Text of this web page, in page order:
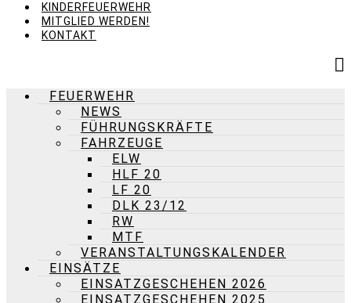
KINDERFEUERWEHR
MITGLIED WERDEN!
KONTAKT
FEUERWEHR
NEWS
FÜHRUNGSKRÄFTE
FAHRZEUGE
ELW
HLF 20
LF 20
DLK 23/12
RW
MTF
VERANSTALTUNGSKALENDER
EINSÄTZE
EINSATZGESCHEHEN 2026
EINSATZGESCHEHEN 2025